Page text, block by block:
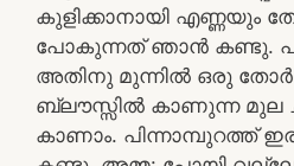
കുളിക്കാനായി എണ്ണയും
പോകുന്നത് ഞാൻ കണ്ടു.
അതിനു മുന്നിൽ ഒരു
ബ്ലൗസ്സിൽ കാണുന്ന മുല
കാണാം. പിന്നാമ്പുറത്ത്